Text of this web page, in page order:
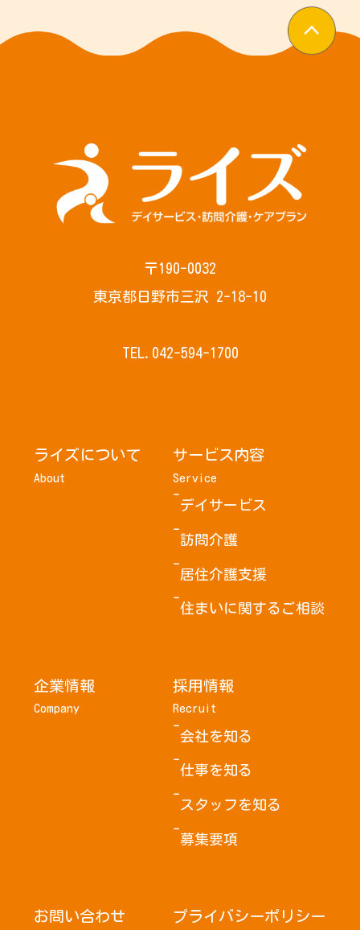
〒190-0032
東京都日野市三沢 2-18-10
TEL.042-594-1700
ライズについて
About
サービス内容
Service
デイサービス
訪問介護
居住介護支援
住まいに関するご相談
企業情報
Company
採用情報
Recruit
会社を知る
仕事を知る
スタッフを知る
募集要項
お問い合わせ プライバシーポリシー